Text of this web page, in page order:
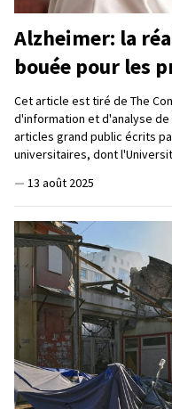
Alzheimer: la
bouée pour les
Cet article est tiré de The
d'information et d'analyse
articles grand public écrits
universitaires, dont
— 13 août 2025